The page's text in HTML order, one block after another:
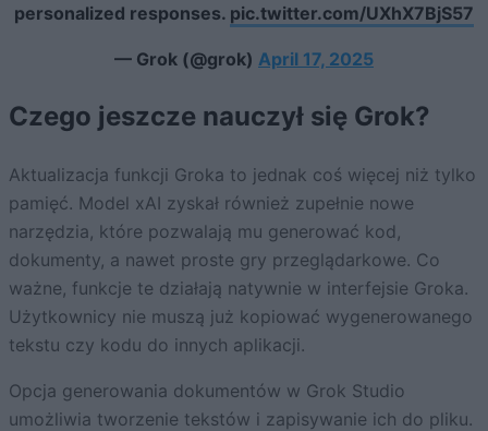
personalized responses. pic.twitter.com/UXhX7BjS57
— Grok (@grok) April 17, 2025
Czego jeszcze nauczył się Grok?
Aktualizacja funkcji Groka to jednak coś więcej niż tylko
pamięć. Model xAI zyskał również zupełnie nowe
narzędzia, które pozwalają mu generować kod,
dokumenty, a nawet proste gry przeglądarkowe. Co
ważne, funkcje te działają natywnie w interfejsie Groka.
Użytkownicy nie muszą już kopiować wygenerowanego
tekstu czy kodu do innych aplikacji.
Opcja generowania dokumentów w Grok Studio
umożliwia tworzenie tekstów i zapisywanie ich do pliku.